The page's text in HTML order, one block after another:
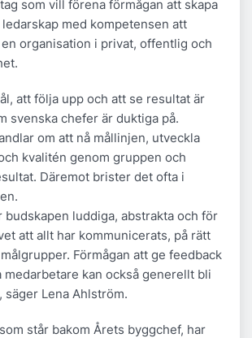
som vill förena förmågan att skapa
med kompetensen att
organisation i privat, offentlig och
att följa upp och att se resultat är
svenska chefer är duktiga på.
om att nå mållinjen, utveckla
kvalitén genom gruppen och
Däremot brister det ofta i
budskapen luddiga, abstrakta och för
att allt har kommunicerats, på rätt
Förmågan att ge feedback
medarbetare kan också generellt bli
Lena Ahlström.
står bakom Årets byggchef, har